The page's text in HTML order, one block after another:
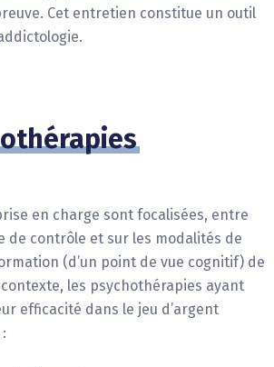
Cet entretien constitue un outil
en charge sont focalisées, entre
de contrôle et sur les modalités de
(d’un point de vue cognitif) de
contexte, les psychothérapies ayant
efficacité dans le jeu d’argent